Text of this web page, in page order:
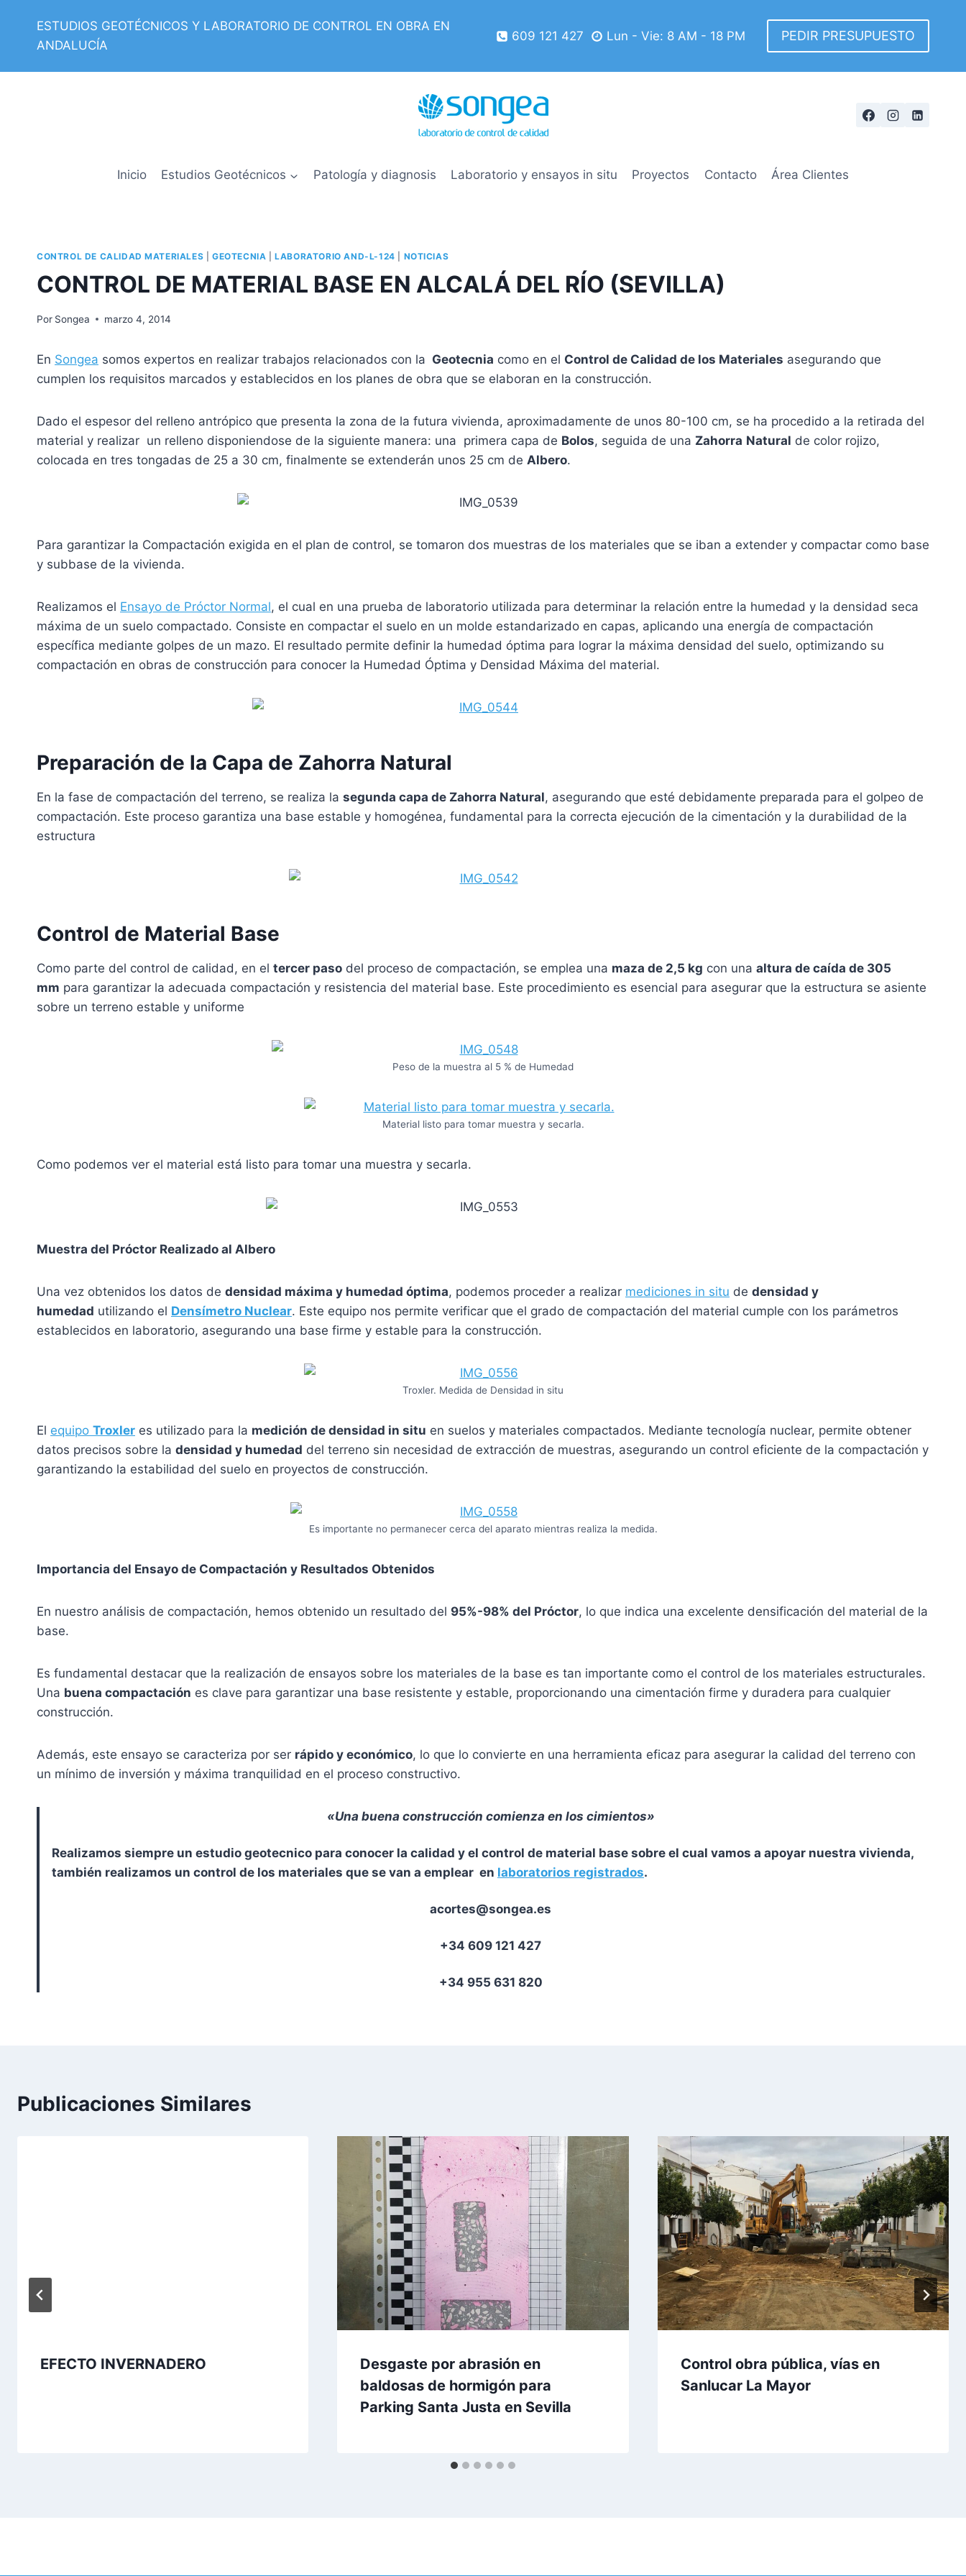
contenido
ESTUDIOS GEOTÉCNICOS Y LABORATORIO DE CONTROL EN OBRA EN
ANDALUCÍA
609 121 427 Lun - Vie: 8 AM - 18 PM PEDIR PRESUPUESTO
Inicio Estudios Geotécnicos Patología y diagnosis Laboratorio y ensayos in situ Proyectos Contacto Área Clientes
CONTROL DE CALIDAD MATERIALES |GEOTECNIA |LABORATORIO AND-L-124 NOTICIAS
CONTROL DE MATERIAL BASE EN ALCALÁ DEL RÍO (SEVILLA)
Por Songea marzo 4, 2014
En Songea somos expertos en realizar trabajos relacionados con la Geotecnia como en el Control de Calidad de los Materiales asegurando que
cumplen los requisitos marcados y establecidos en los planes de obra que se elaboran en la construcción.
Dado el espesor del relleno antrópico que presenta la zona de la futura vivienda, aproximadamente de unos 80-100 cm, se ha procedido a la retirada del
material y realizar un relleno disponiendose de la siguiente manera: una primera capa de Bolos, seguida de una Zahorra Natural de color rojizo,
colocada en tres tongadas de 25 a 30 cm, finalmente se extenderán unos 25 cm de Albero.
Para garantizar la Compactación exigida en el plan de control, se tomaron dos muestras de los materiales que se iban a extender y compactar como base
y subbase de la vivienda.
Realizamos el Ensayo de Próctor Normal, el cual en una prueba de laboratorio utilizada para determinar la relación entre la humedad y la densidad seca
máxima de un suelo compactado. Consiste en compactar el suelo en un molde estandarizado en capas, aplicando una energía de compactación
específica mediante golpes de un mazo. El resultado permite definir la humedad óptima para lograr la máxima densidad del suelo, optimizando su
compactación en obras de construcción para conocer la Humedad Óptima y Densidad Máxima del material.
Preparación de la Capa de Zahorra Natural
En la fase de compactación del terreno, se realiza la segunda capa de Zahorra Natural, asegurando que esté debidamente preparada para el golpeo de
compactación. Este proceso garantiza una base estable y homogénea, fundamental para la correcta ejecución de la cimentación y la durabilidad de la
estructura
Control de Material Base
Como parte del control de calidad, en el tercer paso del proceso de compactación, se emplea una maza de 2,5 kg con una altura de caída de 305
mm para garantizar la adecuada compactación y resistencia del material base. Este procedimiento es esencial para asegurar que la estructura se asiente
sobre un terreno estable y uniforme
Peso de la muestra al 5 % de Humedad
Material listo para tomar muestra y secarla.
Como podemos ver el material está listo para tomar una muestra y secarla.
Muestra del Próctor Realizado al Albero
Una vez obtenidos los datos de densidad máxima y humedad óptima, podemos proceder a realizar mediciones in situ de densidad y
humedad utilizando el Densímetro Nuclear. Este equipo nos permite verificar que el grado de compactación del material cumple con los parámetros
establecidos en laboratorio, asegurando una base firme y estable para la construcción.
Troxler. Medida de Densidad in situ
El equipo Troxler es utilizado para la medición de densidad in situ en suelos y materiales compactados. Mediante tecnología nuclear, permite obtener
datos precisos sobre la densidad y humedad del terreno sin necesidad de extracción de muestras, asegurando un control eficiente de la compactación y
garantizando la estabilidad del suelo en proyectos de construcción.
Es importante no permanecer cerca del aparato mientras realiza la medida.
Importancia del Ensayo de Compactación y Resultados Obtenidos
En nuestro análisis de compactación, hemos obtenido un resultado del 95%-98% del Próctor, lo que indica una excelente densificación del material de la
base.
Es fundamental destacar que la realización de ensayos sobre los materiales de la base es tan importante como el control de los materiales estructurales.
Una buena compactación es clave para garantizar una base resistente y estable, proporcionando una cimentación firme y duradera para cualquier
construcción.
Además, este ensayo se caracteriza por ser rápido y económico, lo que lo convierte en una herramienta eficaz para asegurar la calidad del terreno con
un mínimo de inversión y máxima tranquilidad en el proceso constructivo.
«Una buena construcción comienza en los cimientos»
Realizamos siempre un estudio geotecnico para conocer la calidad y el control de material base sobre el cual vamos a apoyar nuestra vivienda,
también realizamos un control de los materiales que se van a emplear en laboratorios registrados.
acortes@songea.es
+34 609 121 427
+34 955 631 820
Publicaciones Similares
EFECTO INVERNADERO
Desgaste por abrasión en
baldosas de hormigón para
Parking Santa Justa en Sevilla
Control obra pública, vías en
Sanlucar La Mayor